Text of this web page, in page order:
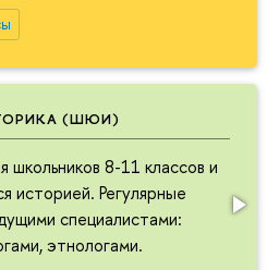
(ШЮИ)
школьников 8-11 классов и
историей. Регулярные
специалистами:
этнологами.